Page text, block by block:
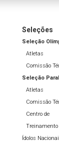
Seleções
Seleção
Atletas
Comissão
Seleção
Atletas
Comissão
Centro de
Treinamento
Ídolos